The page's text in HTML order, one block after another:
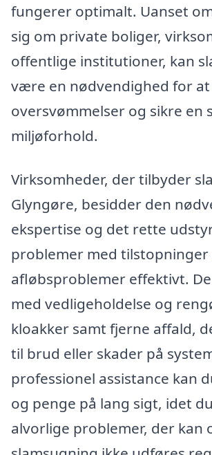
fungerer optimalt. Uanset
sig om private boliger,
offentlige institutioner, kan
være en nødvendighed for
oversvømmelser og sikre en
miljøforhold.
Virksomheder, der tilbyder
Glyngøre, besidder den
ekspertise og det rette
problemer med tilstopninger
afløbsproblemer effektivt.
med vedligeholdelse og
kloakker samt fjerne affald,
til brud eller skader på
professionel assistance kan
og penge på lang sigt, idet
alvorlige problemer, der kan